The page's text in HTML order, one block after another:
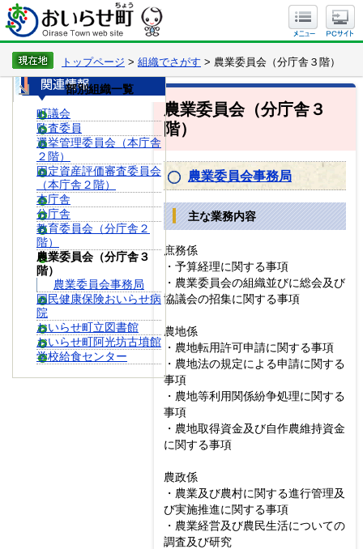
トップページ > 組織でさがす > 農業委員会（分庁舎３階）
部別組織一覧
町議会
監査委員
選挙管理委員会（本庁舎
２階）
固定資産評価審査委員会
（本庁舎２階）
本庁舎
分庁舎
教育委員会（分庁舎２
階）
農業委員会（分庁舎３
階）
農業委員会事務局
国民健康保険おいらせ病
院
おいらせ町立図書館
おいらせ町阿光坊古墳館
学校給食センター
農業委員会（分庁舎３
階）
農業委員会事務局
主な業務内容
庶務係
・予算経理に関する事項
・農業委員会の組織並びに総会及び
協議会の招集に関する事項
農地係
・農地転用許可申請に関する事項
・農地法の規定による申請に関する
事項
・農地等利用関係紛争処理に関する
事項
・農地取得資金及び自作農維持資金
に関する事項
農政係
・農業及び農村に関する進行管理及
び実施推進に関する事項
・農業経営及び農民生活についての
調査及び研究